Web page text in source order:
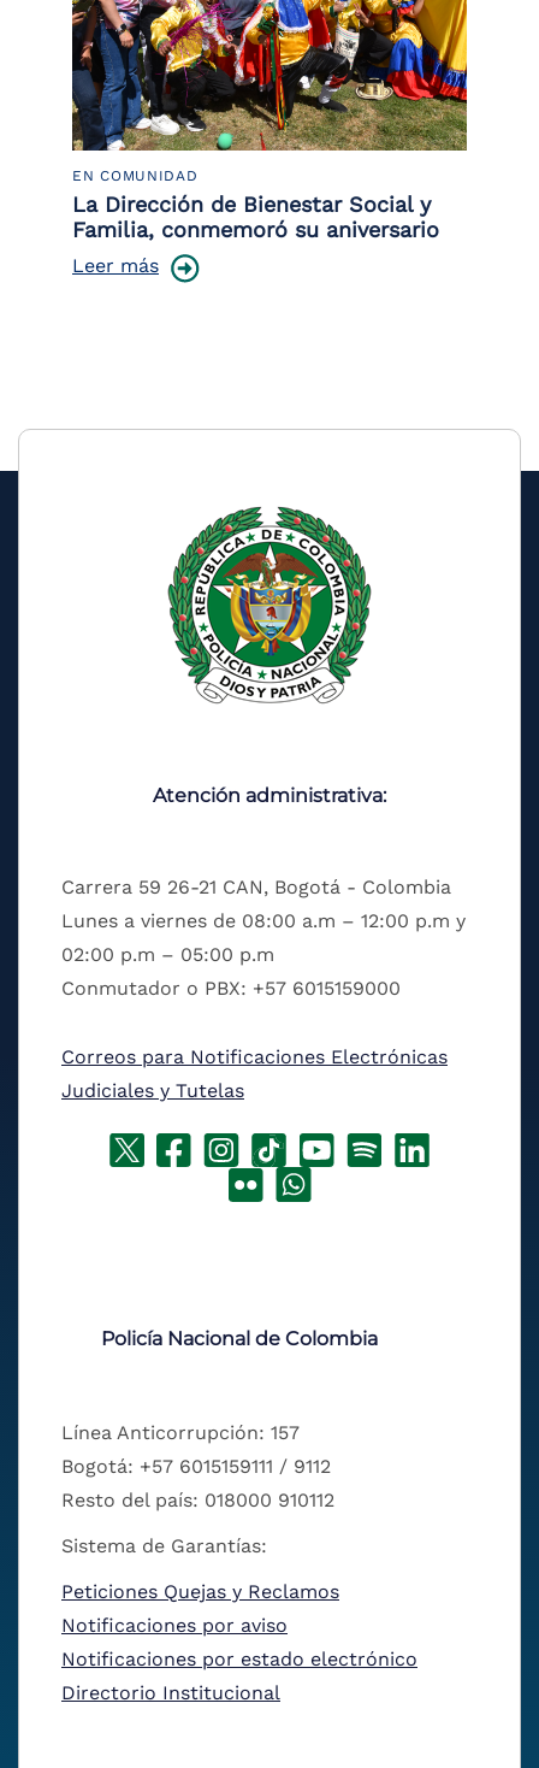
EN COMUNIDAD
La Dirección de Bienestar Social y
Familia, conmemoró su aniversario
Leer más
Atención administrativa:
Carrera 59 26-21 CAN, Bogotá - Colombia
Lunes a viernes de 08:00 a.m – 12:00 p.m y
02:00 p.m – 05:00 p.m
Conmutador o PBX: +57 6015159000
Correos para Notificaciones Electrónicas
Judiciales y Tutelas
Policía Nacional de Colombia
Línea Anticorrupción: 157
Bogotá: +57 6015159111 / 9112
Resto del país: 018000 910112
Sistema de Garantías:
Peticiones Quejas y Reclamos
Notificaciones por aviso
Notificaciones por estado electrónico
Directorio Institucional